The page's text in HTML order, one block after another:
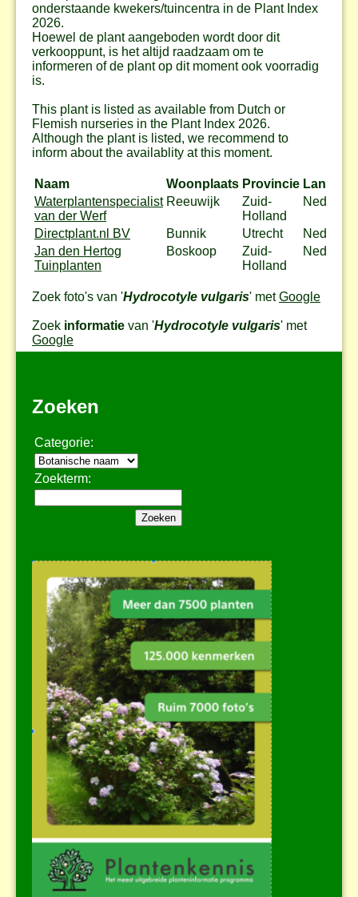
onderstaande kwekers/tuincentra in de Plant Index
2026.
Hoewel de plant aangeboden wordt door dit
verkooppunt, is het altijd raadzaam om te
informeren of de plant op dit moment ook voorradig
is.
This plant is listed as available from Dutch or
Flemish nurseries in the Plant Index 2026.
Although the plant is listed, we recommend to
inform about the availablity at this moment.
Naam Woonplaats Provincie Land
Waterplantenspecialist
van der Werf
Reeuwijk
Zuid-
Holland
Directplant.nl BV Bunnik Utrecht
Jan den Hertog
Tuinplanten
Boskoop
Zuid-
Holland
Zoek foto's van 'Hydrocotyle vulgaris' metGoogle
Zoek informatie van 'Hydrocotyle vulgaris' met
Google
Zoeken
Categorie:
Zoekterm: